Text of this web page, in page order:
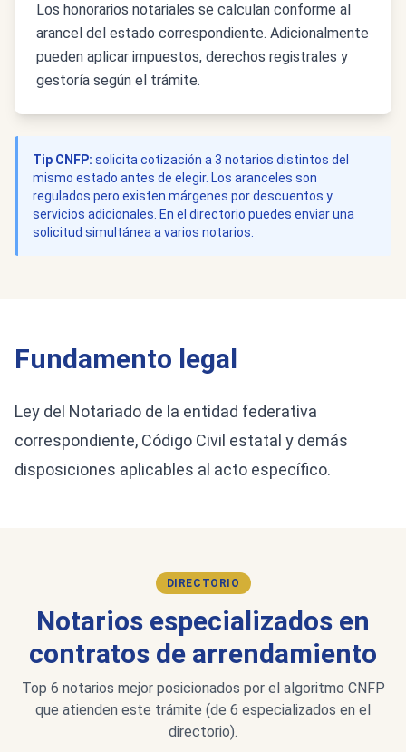
Los honorarios notariales se calculan conforme al
arancel del estado correspondiente. Adicionalmente
pueden aplicar impuestos, derechos registrales y
gestoría según el trámite.
Tip CNFP: solicita cotización a 3 notarios distintos del
mismo estado antes de elegir. Los aranceles son
regulados pero existen márgenes por descuentos y
servicios adicionales. En el directorio puedes enviar una
solicitud simultánea a varios notarios.
Fundamento legal
Ley del Notariado de la entidad federativa
correspondiente, Código Civil estatal y demás
disposiciones aplicables al acto específico.
DIRECTORIO
Notarios especializados en
contratos de arrendamiento
Top 6 notarios mejor posicionados por el algoritmo CNFP
que atienden este trámite (de 6 especializados en el
directorio).